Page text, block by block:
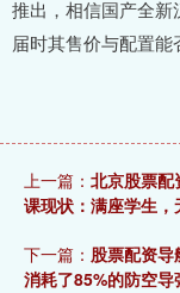
推出，相信国产全新
届时其售价与配置能
上一篇： 北京股票配
课现状：满座学生，
下一篇： 股票配资
消耗了85%的防空导